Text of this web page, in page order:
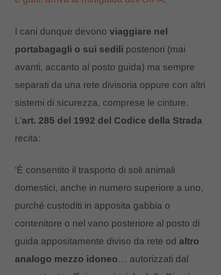
I cani dunque devono viaggiare nel
portabagagli o sui sedili posteriori (mai
avanti, accanto al posto guida) ma sempre
separati da una rete divisoria oppure con altri
sistemi di sicurezza, comprese le cinture.
L’art. 285 del 1992 del Codice della Strada
recita:
‘È consentito il trasporto di soli animali
domestici, anche in numero superiore a uno,
purché custoditi in apposita gabbia o
contenitore o nel vano posteriore al posto di
guida appositamente diviso da rete od altro
analogo mezzo idoneo… autorizzati dal